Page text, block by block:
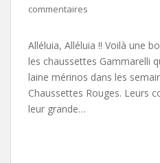
commentaires
Alléluia, Alléluia !! Voilà une
les chaussettes Gammarelli
laine mérinos dans les
Chaussettes Rouges. Leurs
leur grande…